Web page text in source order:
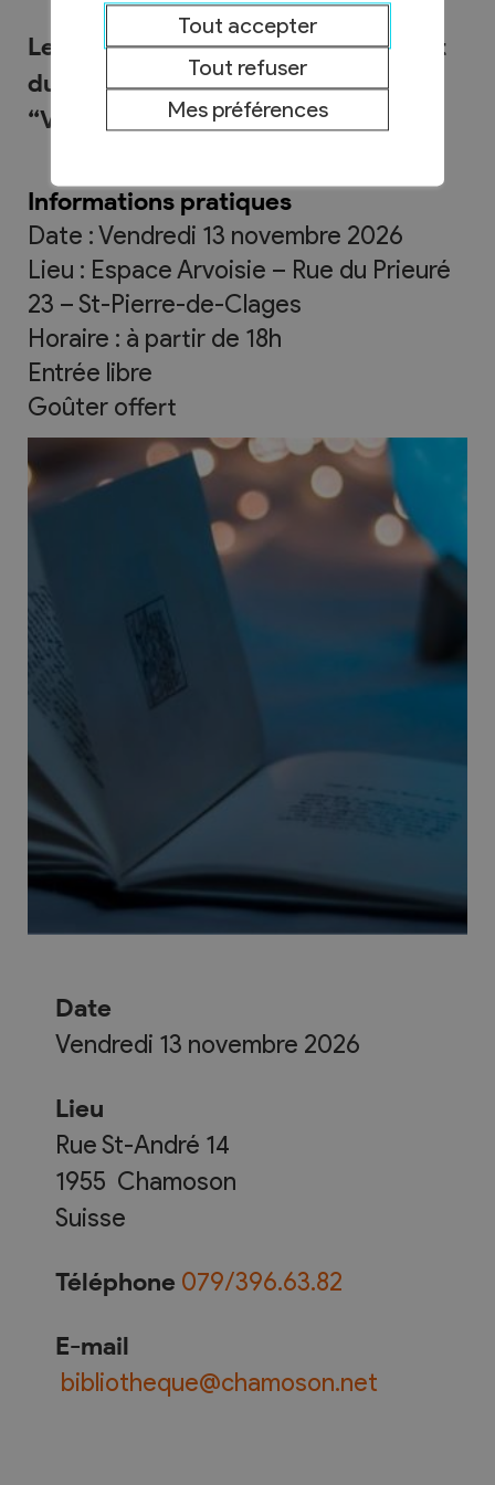
Le village du Livre s'associe à la Nuit
du conte en Suisse sur le thème
“Voix”
Informations pratiques
Date : Vendredi 13 novembre 2026
Lieu : Espace Arvoisie – Rue du Prieuré
23 – St-Pierre-de-Clages
Horaire : à partir de 18h
Entrée libre
Goûter offert
Date
Vendredi 13 novembre 2026
Lieu
Rue St-André 14
1955 Chamoson
Suisse
Téléphone 079/396.63.82
E-mail
bibliotheque@chamoson.net
Tout accepter
Tout refuser
Mes préférences